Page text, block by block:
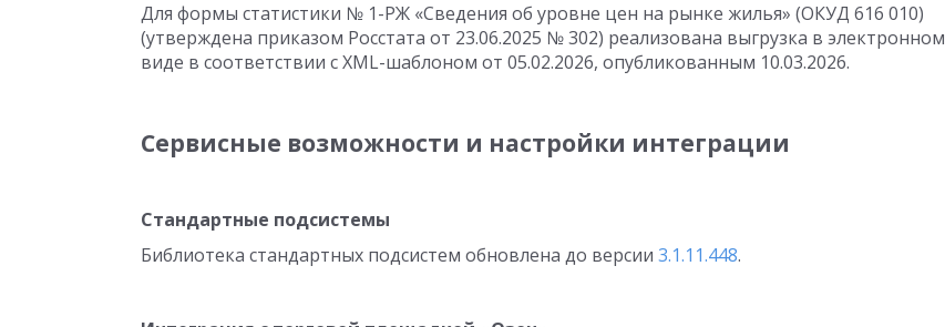
Для формы статистики № 1-РЖ «Сведения об уровне цен на рынке жилья» (ОКУД 616 010)
(утверждена приказом Росстата от 23.06.2025 № 302) реализована выгрузка в электронном
виде в соответствии с XML-шаблоном от 05.02.2026, опубликованным 10.03.2026.
Сервисные возможности и настройки интеграции
Стандартные подсистемы
Библиотека стандартных подсистем обновлена до версии 3.1.11.448.